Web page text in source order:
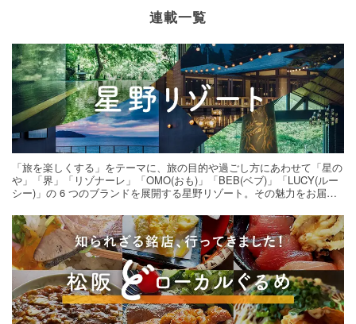
連載一覧
「旅を楽しくする」をテーマに、旅の目的や過ごし方にあわせて「星の
や」「界」「リゾナーレ」「OMO(おも)」「BEB(ベブ)」「LUCY(ルー
シー)」の 6 つのブランドを展開する星野リゾート。その魅力をお届け